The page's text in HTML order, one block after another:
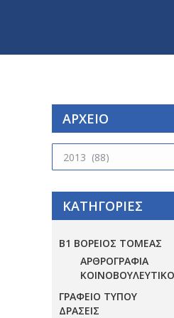
ΑΡΧΕΙΟ
ΑΡΧΕΙΟ
ΚΑΤΗΓΟΡΙΕΣ
Β1 ΒΟΡΕΙΟΣ ΤΟΜΕΑΣ
ΑΡΘΡΟΓΡΑΦΙΑ
ΓΡΑΦΕΙΟ ΤΥΠΟΥ
ΔΡΑΣΕΙΣ